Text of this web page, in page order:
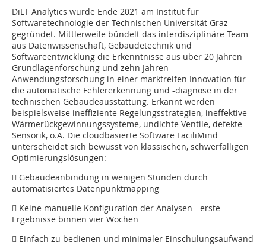
DiLT Analytics wurde Ende 2021 am Institut für
Softwaretechnologie der Technischen Universität Graz
gegründet. Mittlerweile bündelt das interdisziplinäre Team
aus Datenwissenschaft, Gebäudetechnik und
Softwareentwicklung die Erkenntnisse aus über 20 Jahren
Grundlagenforschung und zehn Jahren
Anwendungsforschung in einer marktreifen Innovation für
die automatische Fehlererkennung und -diagnose in der
technischen Gebäudeausstattung. Erkannt werden
beispielsweise ineffiziente Regelungsstrategien, ineffektive
Wärmerückgewinnungssysteme, undichte Ventile, defekte
Sensorik, o.Ä. Die cloudbasierte Software FaciliMind
unterscheidet sich bewusst von klassischen, schwerfälligen
Optimierungslösungen:
 Gebäudeanbindung in wenigen Stunden durch
automatisiertes ­Datenpunktmapping
 Keine manuelle Konfiguration der Analysen - erste
Ergebnisse binnen vier Wochen
 Einfach zu bedienen und minimaler Einschulungsaufwand